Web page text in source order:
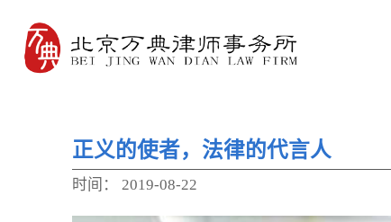
正义的使者，法律的代言人
时间： 2019-08-22